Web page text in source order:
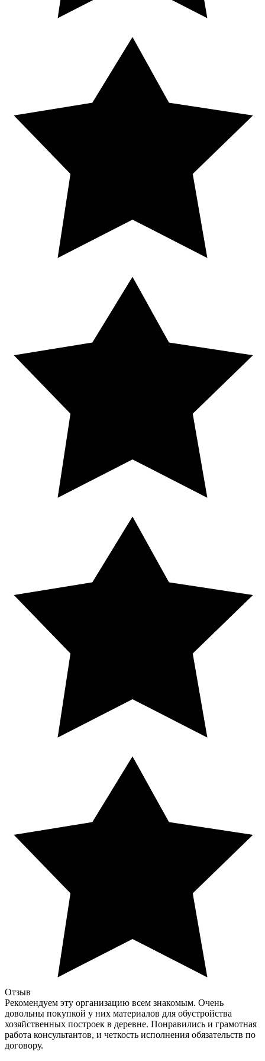
Отзыв
Рекомендуем эту организацию всем знакомым. Очень
довольны покупкой у них материалов для обустройства
хозяйственных построек в деревне. Понравились и грамотная
работа консультантов, и четкость исполнения обязательств по
договору.